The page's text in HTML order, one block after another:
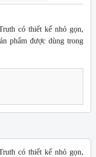
có thiết kế nhỏ gọn,
phẩm được dùng trong
có thiết kế nhỏ gọn,